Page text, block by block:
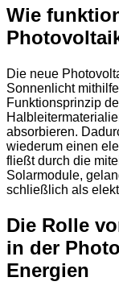
Wie
Die neue
Sonnenlicht
Funktionsprinzip
absorbieren.
wiederum einen
fließt durch die
Solarmodule,
schließlich als
Die Rolle
in der
Energien